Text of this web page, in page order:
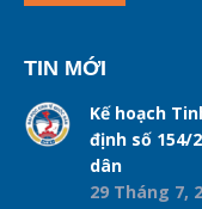
TIN MỚI
Kế hoạch
định số 154/
dân
29 Tháng 7,